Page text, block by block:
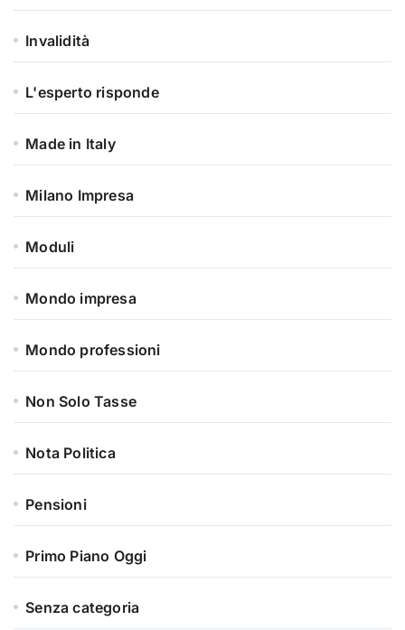
Invalidità
L'esperto risponde
Made in Italy
Milano Impresa
Moduli
Mondo impresa
Mondo professioni
Non Solo Tasse
Nota Politica
Pensioni
Primo Piano Oggi
Senza categoria